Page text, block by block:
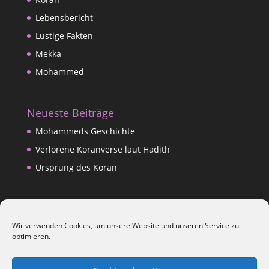
Wir verwenden Cookies, um unsere Website und unseren Service zu
optimieren.
Lebensbericht
Lustige Fakten
Mekka
Mohammed
Neueste Beiträge
Mohammeds Geschichte
Verlorene Koranverse laut Hadith
Ursprung des Koran
Impressum
Kontakt